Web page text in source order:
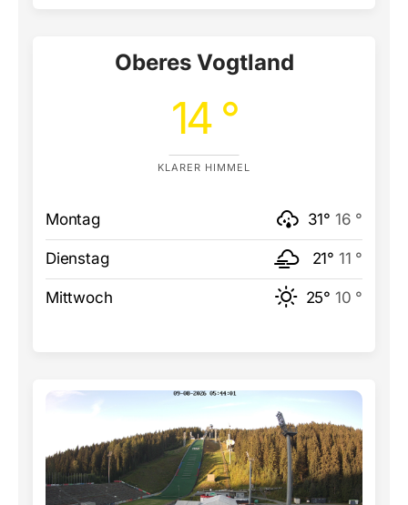
Oberes Vogtland
14 °
KLARER HIMMEL
Montag 31° 16 °
Dienstag 21° 11 °
Mittwoch 25° 10 °